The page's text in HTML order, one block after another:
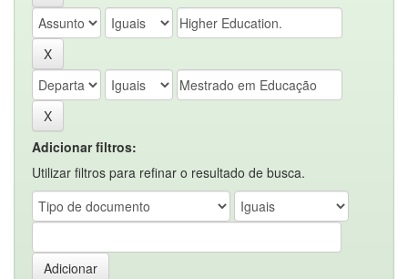
Adicionar filtros:
Utilizar filtros para refinar o resultado de busca.